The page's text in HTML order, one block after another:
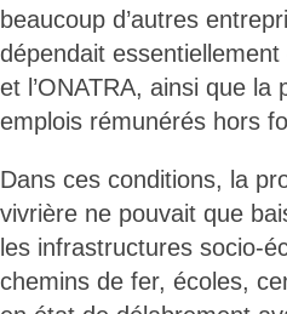
beaucoup d’autres
dépendait
et l’ONATRA, ainsi que
emplois rémunérés hors
Dans ces conditions, la
vivrière ne pouvait que
les infrastructures socio-
chemins de fer, écoles,